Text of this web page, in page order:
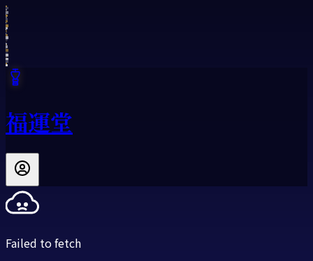
福運堂
Failed to fetch